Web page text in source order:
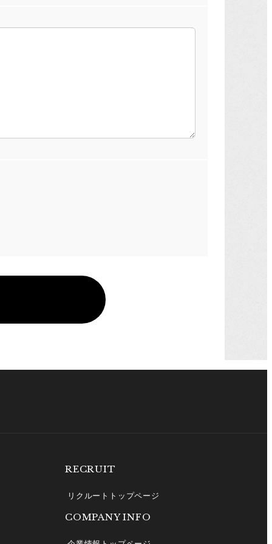
RECRUIT
リクルートトップページ
COMPANY INFO